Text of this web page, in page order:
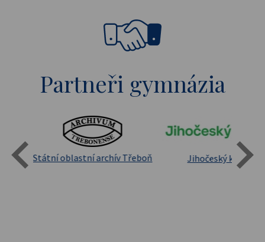
Partneři gymnázia
Státní oblastní archív Třeboň Jihočeský kraj